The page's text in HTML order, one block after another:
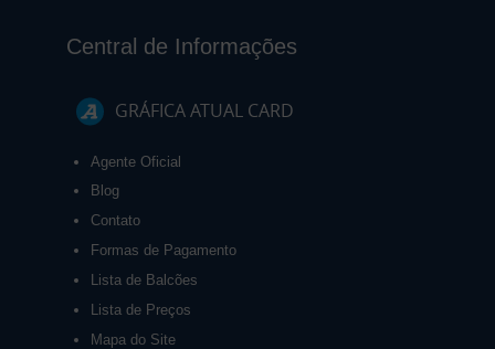
Central de Informações
GRÁFICA ATUAL CARD
Agente Oficial
Blog
Contato
Formas de Pagamento
Lista de Balcões
Lista de Preços
Mapa do Site